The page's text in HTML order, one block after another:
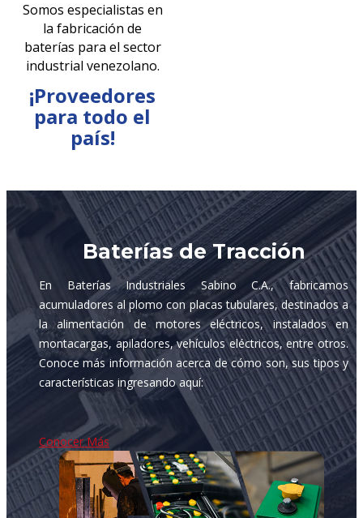
Somos especialistas en
la fabricación de
baterías para el sector
industrial venezolano.
¡Proveedores
para todo el
país!
Baterías de Tracción
En Baterías Industriales Sabino C.A., fabricamos
acumuladores al plomo con placas tubulares, destinados a
la alimentación de motores eléctricos, instalados en
montacargas, apiladores, vehículos eléctricos, entre otros.
Conoce más información acerca de cómo son, sus tipos y
características ingresando aquí:
Conocer Más